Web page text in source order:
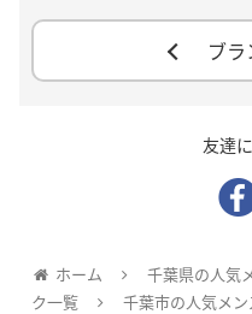
ブ
友達
ホーム
千葉県の人気
ク一覧
千葉市の人気メ